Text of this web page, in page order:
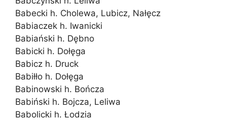
Babecki h. Cholewa, Lubicz, Nałęcz
Babiaczek h. Iwanicki
Babiański h. Dębno
Babicki h. Dołęga
Babicz h. Druck
Babiłło h. Dołęga
Babinowski h. Bończa
Babiński h. Bojcza, Leliwa
Babolicki h. Łodzia